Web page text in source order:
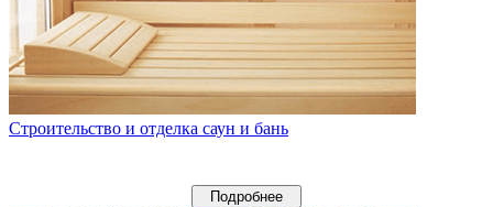
Строительство и отделка саун и бань
Подробнее